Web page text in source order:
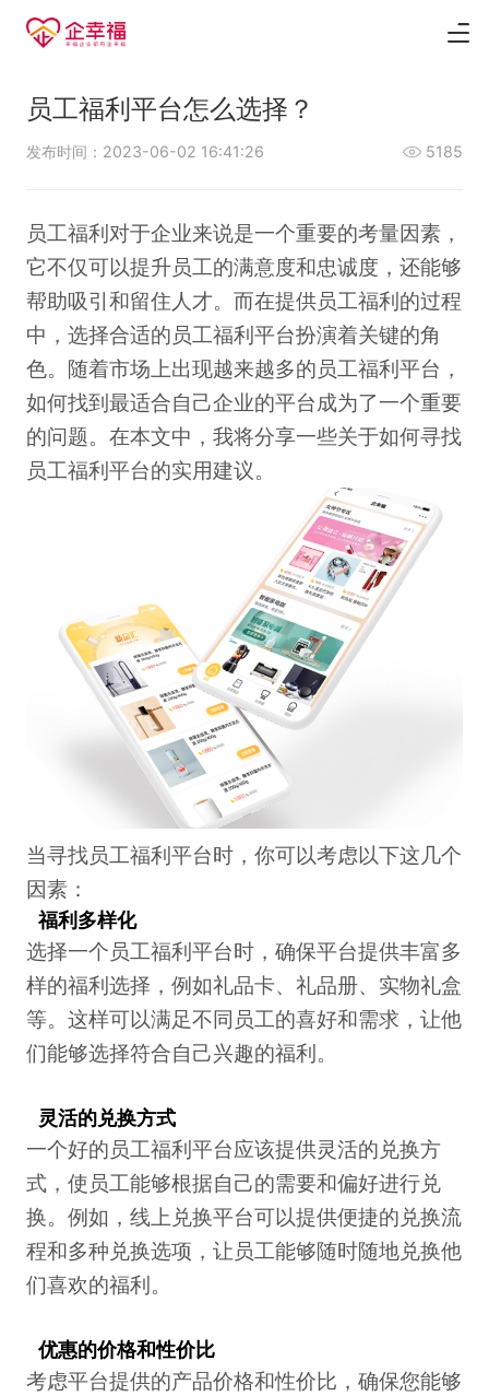
员工福利平台怎么选择？
发布时间：2023-06-02 16:41:26 5185
员工福利对于企业来说是一个重要的考量因素，
它不仅可以提升员工的满意度和忠诚度，还能够
帮助吸引和留住人才。而在提供员工福利的过程
中，选择合适的员工福利平台扮演着关键的角
色。随着市场上出现越来越多的员工福利平台，
如何找到最适合自己企业的平台成为了一个重要
的问题。在本文中，我将分享一些关于如何寻找
员工福利平台的实用建议。
当寻找员工福利平台时，你可以考虑以下这几个
因素：
福利多样化
选择一个员工福利平台时，确保平台提供丰富多
样的福利选择，例如礼品卡、礼品册、实物礼盒
等。这样可以满足不同员工的喜好和需求，让他
们能够选择符合自己兴趣的福利。
灵活的兑换方式
一个好的员工福利平台应该提供灵活的兑换方
式，使员工能够根据自己的需要和偏好进行兑
换。例如，线上兑换平台可以提供便捷的兑换流
程和多种兑换选项，让员工能够随时随地兑换他
们喜欢的福利。
优惠的价格和性价比
考虑平台提供的产品价格和性价比，确保您能够